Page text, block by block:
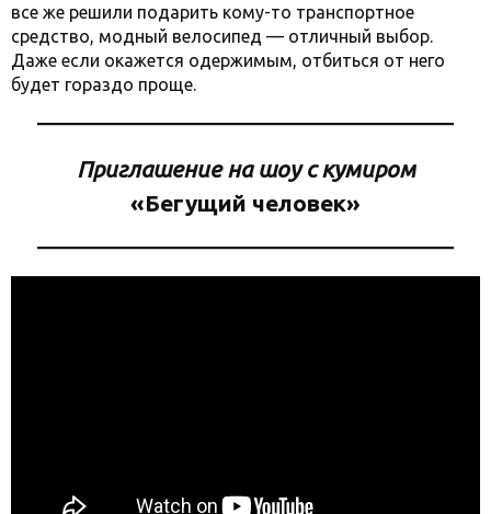
все же решили подарить кому-то транспортное
средство, модный велосипед — отличный выбор.
Даже если окажется одержимым, отбиться от него
будет гораздо проще.
Приглашение на шоу с кумиром
«Бегущий человек»